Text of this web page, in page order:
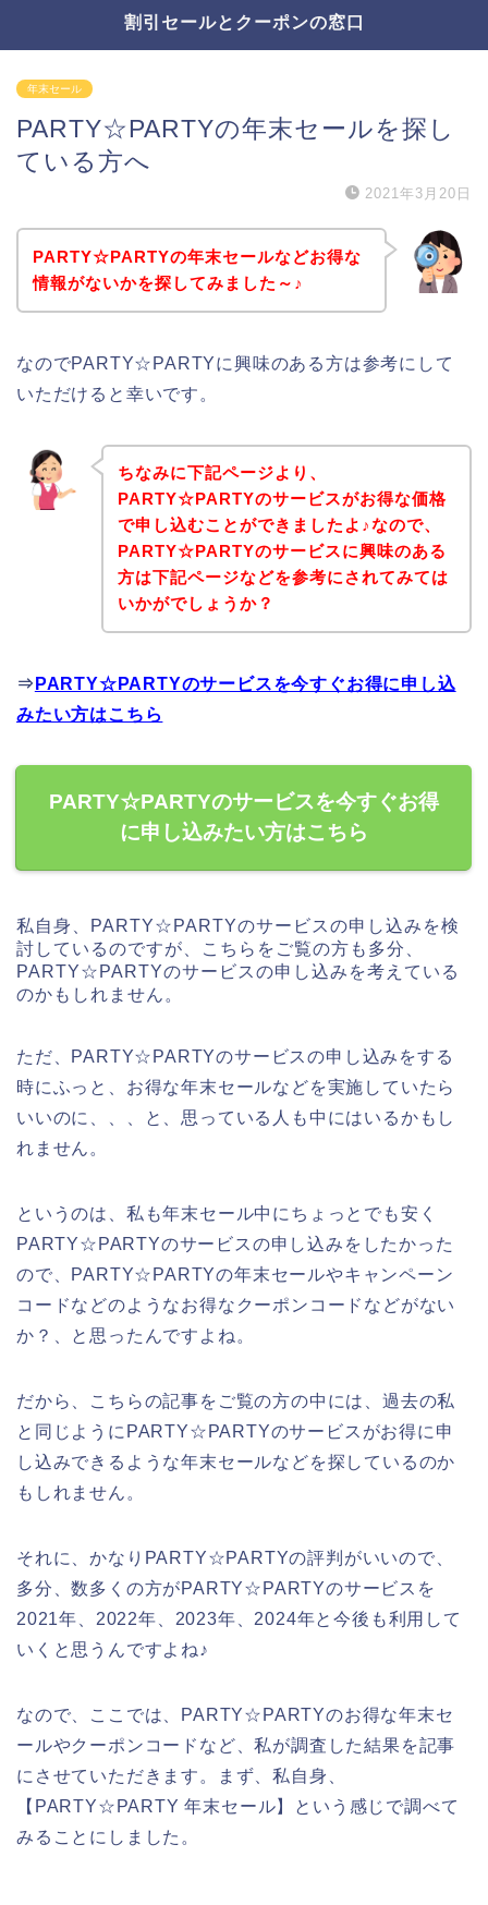
割引セールとクーポンの窓口
年末セール
PARTY☆PARTYの年末セールを探し
ている方へ
2021年3月20日
PARTY☆PARTYの年末セールなどお得な
情報がないかを探してみました～♪
なのでPARTY☆PARTYに興味のある方は参考にして
いただけると幸いです。
ちなみに下記ページより、
PARTY☆PARTYのサービスがお得な価格
で申し込むことができましたよ♪なので、
PARTY☆PARTYのサービスに興味のある
方は下記ページなどを参考にされてみては
いかがでしょうか？
⇒ PARTY☆PARTYのサービスを今すぐお得に申し込
みたい方はこちら
PARTY☆PARTYのサービスを今すぐお得
に申し込みたい方はこちら
私自身、PARTY☆PARTYのサービスの申し込みを検
討しているのですが、こちらをご覧の方も多分、
PARTY☆PARTYのサービスの申し込みを考えている
のかもしれません。
ただ、PARTY☆PARTYのサービスの申し込みをする
時にふっと、お得な年末セールなどを実施していたら
いいのに、、、と、思っている人も中にはいるかもし
れません。
というのは、私も年末セール中にちょっとでも安く
PARTY☆PARTYのサービスの申し込みをしたかった
ので、PARTY☆PARTYの年末セールやキャンペーン
コードなどのようなお得なクーポンコードなどがない
か？、と思ったんですよね。
だから、こちらの記事をご覧の方の中には、過去の私
と同じようにPARTY☆PARTYのサービスがお得に申
し込みできるような年末セールなどを探しているのか
もしれません。
それに、かなりPARTY☆PARTYの評判がいいので、
多分、数多くの方がPARTY☆PARTYのサービスを
2021年、2022年、2023年、2024年と今後も利用して
いくと思うんですよね♪
なので、ここでは、PARTY☆PARTYのお得な年末セ
ールやクーポンコードなど、私が調査した結果を記事
にさせていただきます。まず、私自身、
【PARTY☆PARTY 年末セール】という感じで調べて
みることにしました。